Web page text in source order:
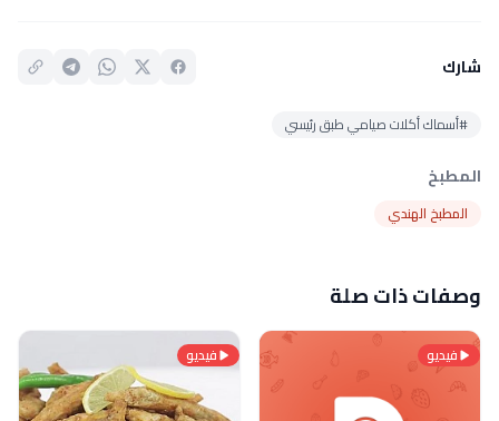
شارك
#أسماك أكلات صيامي طبق رئيسي
المطبخ
المطبخ الهندي
وصفات ذات صلة
فيديو فيديو